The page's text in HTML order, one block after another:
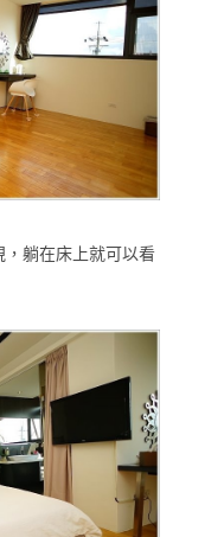
躺在床上就可以看